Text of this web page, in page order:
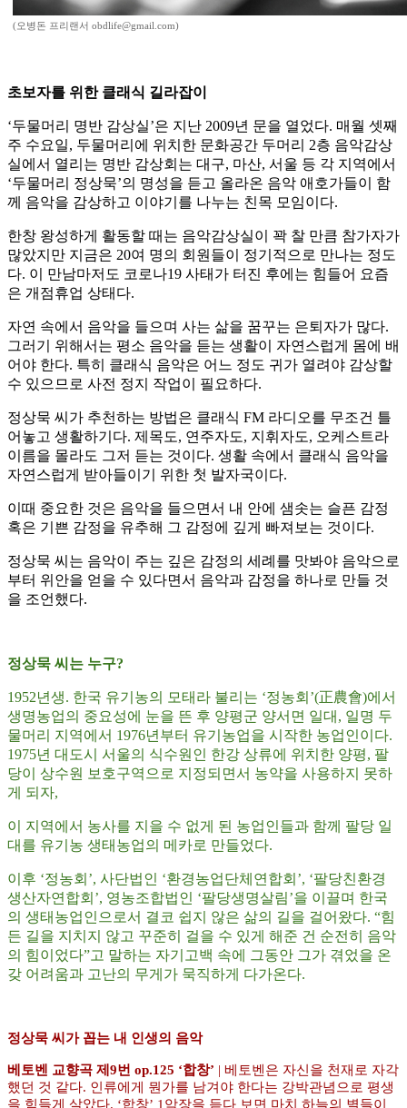
(오병돈 프리랜서 obdlife@gmail.com)
초보자를 위한 클래식 길라잡이
‘두물머리 명반 감상실’은 지난 2009년 문을 열었다. 매월 셋째
주 수요일, 두물머리에 위치한 문화공간 두머리 2층 음악감상
실에서 열리는 명반 감상회는 대구, 마산, 서울 등 각 지역에서
‘두물머리 정상묵’의 명성을 듣고 올라온 음악 애호가들이 함
께 음악을 감상하고 이야기를 나누는 친목 모임이다.
한창 왕성하게 활동할 때는 음악감상실이 꽉 찰 만큼 참가자가
많았지만 지금은 20여 명의 회원들이 정기적으로 만나는 정도
다. 이 만남마저도 코로나19 사태가 터진 후에는 힘들어 요즘
은 개점휴업 상태다.
자연 속에서 음악을 들으며 사는 삶을 꿈꾸는 은퇴자가 많다.
그러기 위해서는 평소 음악을 듣는 생활이 자연스럽게 몸에 배
어야 한다. 특히 클래식 음악은 어느 정도 귀가 열려야 감상할
수 있으므로 사전 정지 작업이 필요하다.
정상묵 씨가 추천하는 방법은 클래식 FM 라디오를 무조건 틀
어놓고 생활하기다. 제목도, 연주자도, 지휘자도, 오케스트라
이름을 몰라도 그저 듣는 것이다. 생활 속에서 클래식 음악을
자연스럽게 받아들이기 위한 첫 발자국이다.
이때 중요한 것은 음악을 들으면서 내 안에 샘솟는 슬픈 감정
혹은 기쁜 감정을 유추해 그 감정에 깊게 빠져보는 것이다.
정상묵 씨는 음악이 주는 깊은 감정의 세례를 맛봐야 음악으로
부터 위안을 얻을 수 있다면서 음악과 감정을 하나로 만들 것
을 조언했다.
정상묵 씨는 누구?
1952년생. 한국 유기농의 모태라 불리는 ‘정농회’(正農會)에서
생명농업의 중요성에 눈을 뜬 후 양평군 양서면 일대, 일명 두
물머리 지역에서 1976년부터 유기농업을 시작한 농업인이다.
1975년 대도시 서울의 식수원인 한강 상류에 위치한 양평, 팔
당이 상수원 보호구역으로 지정되면서 농약을 사용하지 못하
게 되자,
이 지역에서 농사를 지을 수 없게 된 농업인들과 함께 팔당 일
대를 유기농 생태농업의 메카로 만들었다.
이후 ‘정농회’, 사단법인 ‘환경농업단체연합회’, ‘팔당친환경
생산자연합회’, 영농조합법인 ‘팔당생명살림’을 이끌며 한국
의 생태농업인으로서 결코 쉽지 않은 삶의 길을 걸어왔다. “힘
든 길을 지치지 않고 꾸준히 걸을 수 있게 해준 건 순전히 음악
의 힘이었다”고 말하는 자기고백 속에 그동안 그가 겪었을 온
갖 어려움과 고난의 무게가 묵직하게 다가온다.
정상묵 씨가 꼽는 내 인생의 음악
베토벤 교향곡 제9번 op.125 ‘합창’ | 베토벤은 자신을 천재로 자각
했던 것 같다. 인류에게 뭔가를 남겨야 한다는 강박관념으로 평생
을 힘들게 살았다. ‘합창’ 1악장을 듣다 보면 마치 하늘의 별들이